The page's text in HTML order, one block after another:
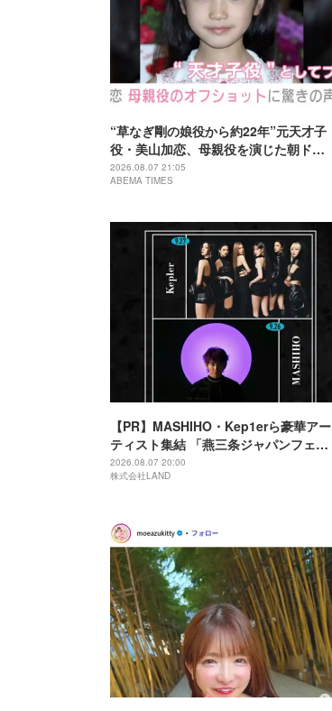
“草なぎ剛の娘役から約22年”元天才子
役・美山加恋、母親役を演じた朝ドラ
『風、薫る』での姿に驚きの声「凛ち
ゃんがお母さん役をやるようになった
2026.08.07 21:05
ABEMA TIMES
【PR】MASHIHO・Kep1erら豪華アー
ティスト集結 「燕三条ジャパンフェス
2026 powered by LANDCON」開催決
定
2026.08.07 20:00
株式会社LAND